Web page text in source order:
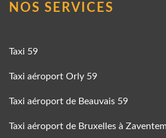
NOS SERVICES
Taxi 59
Taxi aéroport Orly 59
Taxi aéroport de Beauvais 59
Taxi aéroport de Bruxelles à